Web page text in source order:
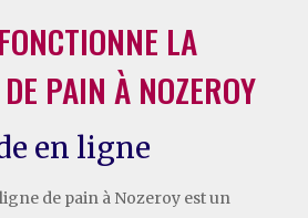
LA
PAIN À NOZEROY
en ligne
de pain à Nozeroy est un